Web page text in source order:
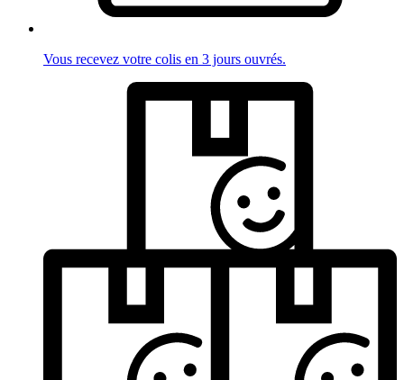
Vous recevez votre colis en 3 jours ouvrés.